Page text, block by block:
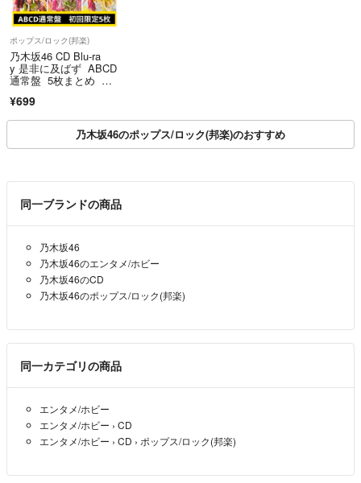
ポップス/ロック(邦楽)
乃木坂46 CD Blu-ra
y 是非に及ばず ABCD
通常盤 5枚まとめ 初
付き 井上和 筒井あや
¥699
乃木坂46のポップス/ロック(邦楽)のおすすめ
同一ブランドの商品
乃木坂46
乃木坂46のエンタメ/ホビー
乃木坂46のCD
乃木坂46のポップス/ロック(邦楽)
同一カテゴリの商品
エンタメ/ホビー
エンタメ/ホビー › CD
エンタメ/ホビー › CD › ポップス/ロック(邦楽)